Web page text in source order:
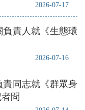
2026-07-17
2026-07-16
責人就《生態環
同志就《群眾身
問